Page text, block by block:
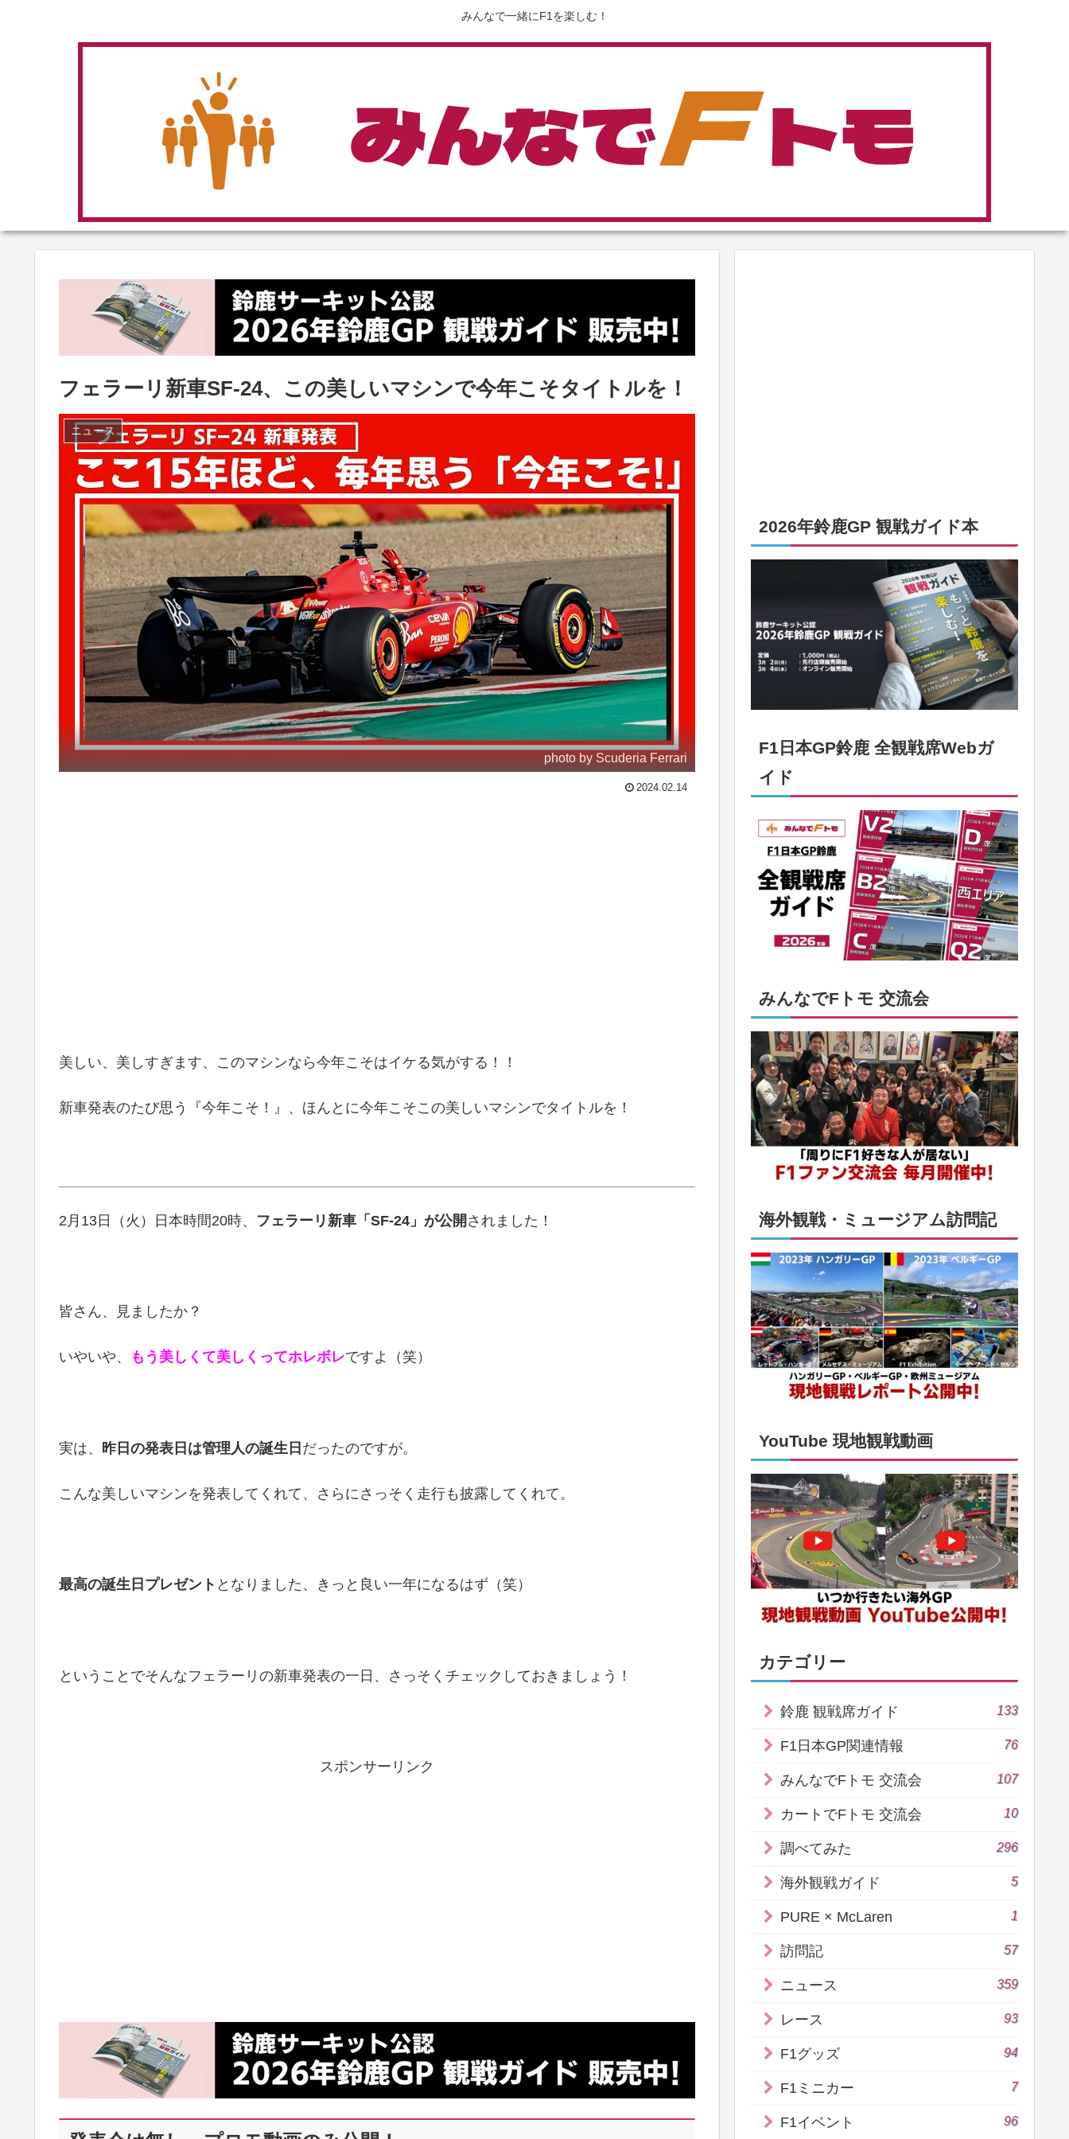
みんなで一緒にF1を楽しむ！
フェラーリ新車SF-24、この美しいマシンで今年こそタイトルを！
ニュース
photo by Scuderia Ferrari
2024.02.14
美しい、美しすぎます、このマシンなら今年こそはイケる気がする！！
新車発表のたび思う『今年こそ！』、ほんとに今年こそこの美しいマシンでタイトルを！
2月13日（火）日本時間20時、 フェラーリ新車「SF-24」が公開 されました！
皆さん、見ましたか？
いやいや、 もう 美しくて美しくってホレボレですよ（笑）
実は、 昨日の発表日は管理人の誕生日 だったのですが。
こんな美しいマシンを発表してくれて、さらにさっそく走行も披露してくれて。
最高の誕生日プレゼント となりました、きっと良い一年になるはず（笑）
ということでそんなフェラーリの新車発表の一日、さっそくチェックしておきましょう！
スポンサーリンク
2026年鈴鹿GP 観戦ガイド本
F1日本GP鈴鹿 全観戦席Webガ
イド
みんなでFトモ 交流会
海外観戦・ミュージアム訪問記
YouTube 現地観戦動画
カテゴリー
鈴鹿 観戦席ガイド 133
F1日本GP関連情報 76
みんなでFトモ 交流会 107
カートでFトモ 交流会 10
調べてみた 296
海外観戦ガイド 5
PURE × McLaren 1
訪問記 57
ニュース 359
レース 93
F1グッズ 94
F1ミニカー 7
F1イベント 96